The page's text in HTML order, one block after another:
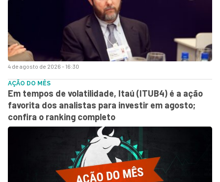
4 de agosto de 2026 - 16:30
AÇÃO DO MÊS
Em tempos de volatilidade, Itaú (ITUB4) é a ação
favorita dos analistas para investir em agosto;
confira o ranking completo